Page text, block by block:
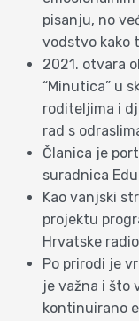
pisanju, no
vodstvo kako
2021. otvara
“Minutica” u
roditeljima i
rad s
Članica je
suradnica
Kao vanjski
projektu
Hrvatske
Po prirodi je
je važna i što
kontinuirano